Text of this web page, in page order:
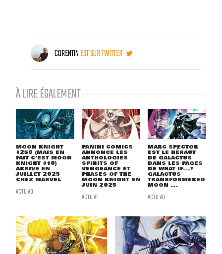
CORENTINEST SUR TWITTER
À LIRE ÉGALEMENT
MOON KNIGHT
#250 (MAIS EN
FAIT C'EST MOON
KNIGHT #10)
ARRIVE EN
JUILLET 2025
CHEZ MARVEL
ACTU VO
PANINI COMICS
ANNONCE LES
ANTHOLOGIES
SPIRITS OF
VENGEANCE ET
PHASES OF THE
MOON KNIGHT EN
JUIN 2025
ACTU VF
MARC SPECTOR
EST LE HÉRAUT
DE GALACTUS
DANS LES PAGES
DE WHAT IF...?
GALACTUS
TRANSFORMERED
MOON ...
ACTU VO